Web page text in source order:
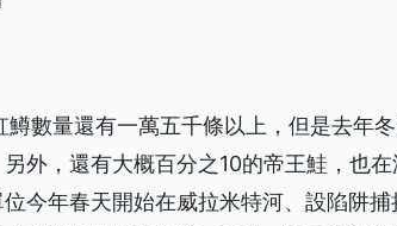
數量還有一萬五千條以上，但是去年
外，還有大概百分之10的帝王鮭，也
今年春天開始在威拉米特河、設陷阱